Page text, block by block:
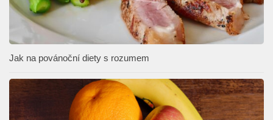
Jak na povánoční diety s rozumem